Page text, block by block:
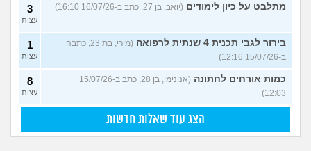
מתלבט על כיון לימודים (יואב, בן 27, כתב ב-16/07/26 16:10) 3
עצות
בירור לגבי תכנית 4 שנתית לרפואה
(מירי, בת 23, כתבה
ב-15/07/26 12:16)
1
עצות
כמות אורחים לחתונה
(אנונימי, בן 28, כתב ב-15/07/26
12:03)
8
עצות
הצג עוד שאלות חדשות